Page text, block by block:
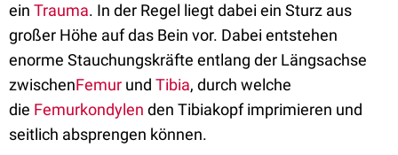
ein Trauma. In der Regel liegt dabei ein Sturz aus
großer Höhe auf das Bein vor. Dabei entstehen
enorme Stauchungskräfte entlang der Längsachse
zwischenFemur und Tibia, durch welche
die Femurkondylen den Tibiakopf imprimieren und
seitlich absprengen können.